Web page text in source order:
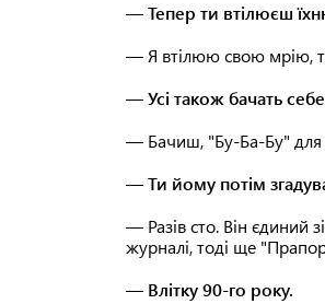
— Тепер ти втілюєш
— Я втілюю свою мрію,
— Усі також бачать
— Бачиш, "Бу-Ба-Бу" для
— Ти йому потім
— Разів сто. Він єдиний
журналі, тоді ще
— Влітку 90-го року.